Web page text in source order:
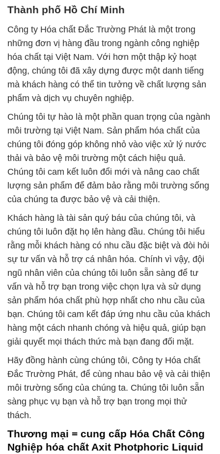
Thành phố Hồ Chí Minh
Công ty Hóa chất Đắc Trường Phát là một trong
những đơn vị hàng đầu trong ngành công nghiệp
hóa chất tại Việt Nam. Với hơn một thập kỷ hoạt
động, chúng tôi đã xây dựng được một danh tiếng
mà khách hàng có thể tin tưởng về chất lượng sản
phẩm và dịch vụ chuyên nghiệp.
Chúng tôi tự hào là một phần quan trọng của ngành
môi trường tại Việt Nam. Sản phẩm hóa chất của
chúng tôi đóng góp không nhỏ vào việc xử lý nước
thải và bảo vệ môi trường một cách hiệu quả.
Chúng tôi cam kết luôn đổi mới và nâng cao chất
lượng sản phẩm để đảm bảo rằng môi trường sống
của chúng ta được bảo vệ và cải thiện.
Khách hàng là tài sản quý báu của chúng tôi, và
chúng tôi luôn đặt họ lên hàng đầu. Chúng tôi hiểu
rằng mỗi khách hàng có nhu cầu đặc biệt và đòi hỏi
sự tư vấn và hỗ trợ cá nhân hóa. Chính vì vậy, đội
ngũ nhân viên của chúng tôi luôn sẵn sàng để tư
vấn và hỗ trợ bạn trong việc chọn lựa và sử dụng
sản phẩm hóa chất phù hợp nhất cho nhu cầu của
bạn. Chúng tôi cam kết đáp ứng nhu cầu của khách
hàng một cách nhanh chóng và hiệu quả, giúp bạn
giải quyết mọi thách thức mà bạn đang đối mặt.
Hãy đồng hành cùng chúng tôi, Công ty Hóa chất
Đắc Trường Phát, để cùng nhau bảo vệ và cải thiện
môi trường sống của chúng ta. Chúng tôi luôn sẵn
sàng phục vụ bạn và hỗ trợ bạn trong mọi thử
thách.
Thương mại = cung cấp Hóa Chất Công
Nghiệp hóa chất Axit Photphoric Liquid